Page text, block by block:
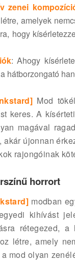
zenei
amelyek
hogy
: Ahogy
hátborzongató
Mod
keres. A
magával
akár újonnan
rajongóinak
horrort
modban
kihívást
rétegezed,
létre, amely
mod olyan